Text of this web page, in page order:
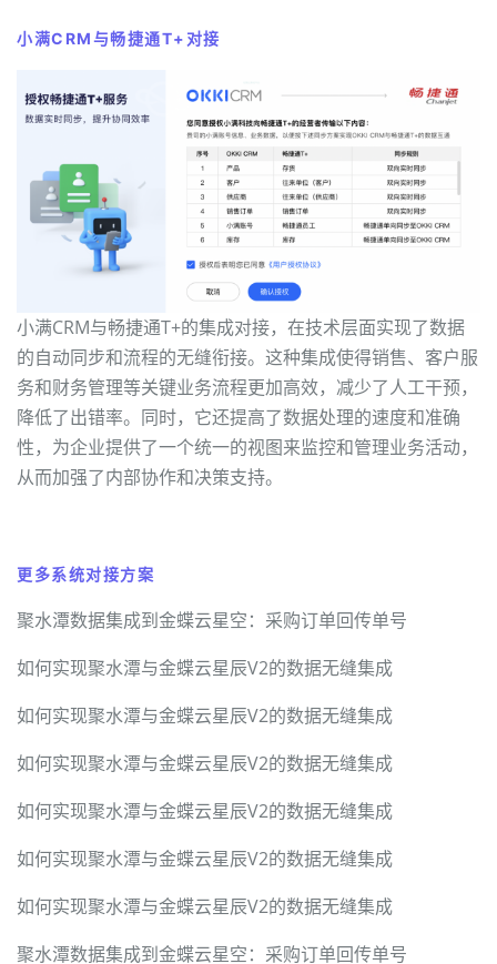
小满CRM与畅捷通T+对接
小满CRM与畅捷通T+的集成对接，在技术层面实现了数据
的自动同步和流程的无缝衔接。这种集成使得销售、客户服
务和财务管理等关键业务流程更加高效，减少了人工干预，
降低了出错率。同时，它还提高了数据处理的速度和准确
性，为企业提供了一个统一的视图来监控和管理业务活动，
从而加强了内部协作和决策支持。
更多系统对接方案
聚水潭数据集成到金蝶云星空：采购订单回传单号
如何实现聚水潭与金蝶云星辰V2的数据无缝集成
如何实现聚水潭与金蝶云星辰V2的数据无缝集成
如何实现聚水潭与金蝶云星辰V2的数据无缝集成
如何实现聚水潭与金蝶云星辰V2的数据无缝集成
如何实现聚水潭与金蝶云星辰V2的数据无缝集成
如何实现聚水潭与金蝶云星辰V2的数据无缝集成
聚水潭数据集成到金蝶云星空：采购订单回传单号